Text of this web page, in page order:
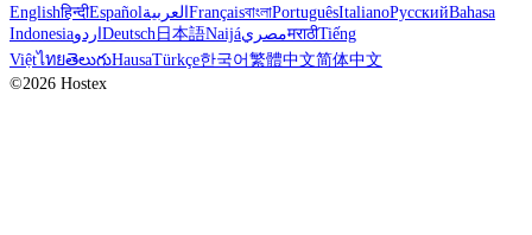
Englishहिन्दीEspañolالعربيةFrançaisবাংলাPortuguêsItalianoРусскийBahasa
IndonesiaاردوDeutsch日本語NaijáمصريमराठीTiếng
ViệtไทยతెలుగుHausaTürkçe한국어繁體中文简体中文
©2026 Hostex